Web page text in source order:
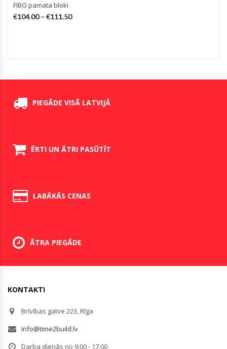
FIBO pamata bloki
€104.00– €111.50
PIEGĀDE VISĀ LATVIJĀ
ĒRTI UN ĀTRI PASŪTĪT
LABĀKĀS CENAS
ĀTRA PIEGĀDE
KONTAKTI
Brīvības gatve 223, Rīga
info@time2build.lv
Darba dienās no 9:00 - 17:00